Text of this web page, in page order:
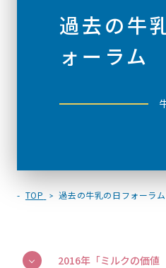
過去の牛
ォーラム
TOP 過去の牛乳の日フォーラム
2016年「ミルクの価値